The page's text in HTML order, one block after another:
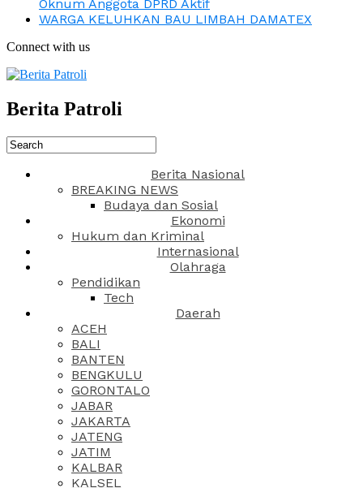
Oknum Anggota DPRD Aktif
WARGA KELUHKAN BAU LIMBAH DAMATEX
Connect with us
Berita Patroli
Berita Nasional
BREAKING NEWS
Budaya dan Sosial
Ekonomi
Hukum dan Kriminal
Internasional
Olahraga
Pendidikan
Tech
Daerah
ACEH
BALI
BANTEN
BENGKULU
GORONTALO
JABAR
JAKARTA
JATENG
JATIM
KALBAR
KALSEL